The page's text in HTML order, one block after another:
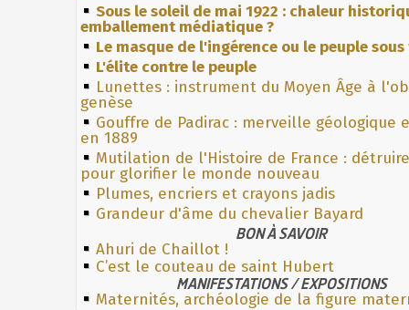
Sous le soleil de mai 1922 : chaleur
emballement médiatique ?
Le masque de l'ingérence ou le peuple
L'élite contre le peuple
Lunettes : instrument du Moyen Âge à
genèse
Gouffre de Padirac : merveille géologique
en 1889
Mutilation de l'Histoire de France :
pour glorifier le monde nouveau
Plumes, encriers et crayons jadis
Grandeur d'âme du chevalier Bayard
BON À SAVOIR
Ahuri de Chaillot !
C’est le couteau de saint Hubert
MANIFESTATIONS / EXPOSITIONS
Maternités, archéologie de la figure